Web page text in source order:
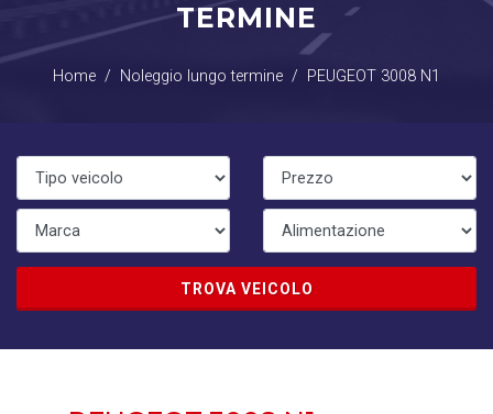
TERMINE
Home Noleggio lungo termine PEUGEOT 3008 N1
TROVA VEICOLO